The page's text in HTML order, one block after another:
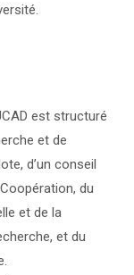
est structuré
et de
d’un conseil
du
et de la
et du